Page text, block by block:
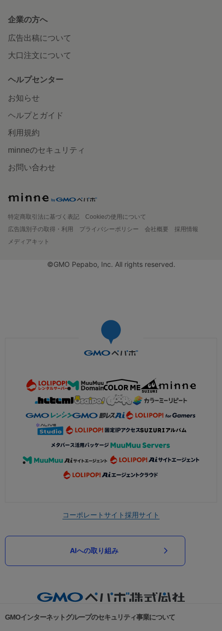
企業の方へ
広告出稿について
大口注文について
ヘルプセンター
お知らせ
ヘルプとガイド
利用規約
minneのセキュリティ
お問い合わせ
特定商取引法に基づく表記
Cookieの使用について
広告識別子の取得・利用
プライバシーポリシー 会社概要
採用情報
メディアキット
©GMO Pepabo, Inc. All rights reserved.
コーポレートサイト採用サイト
AIへの取り組み
GMOインターネットグループのセキュリティ事業について